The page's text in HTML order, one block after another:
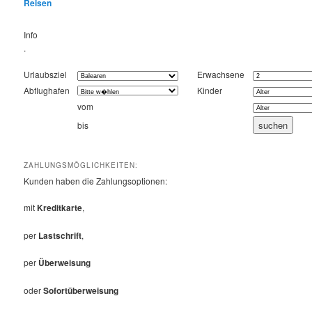
Reisen
Info
.
Urlaubsziel
Erwachsene
Abflughafen
Kinder
vom
bis
ZAHLUNGSMÖGLICHKEITEN:
Kunden haben die Zahlungsoptionen:
mitKreditkarte,
per Lastschrift,
per Überweisung
oderSofortüberweisung